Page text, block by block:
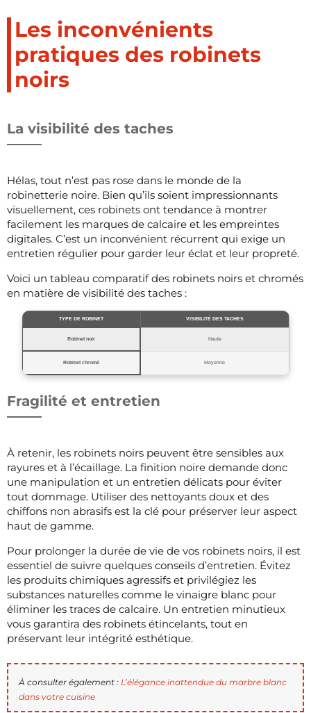
Les inconvénients
pratiques des robinets
noirs
La visibilité des taches
Hélas, tout n’est pas rose dans le monde de la
robinetterie noire. Bien qu’ils soient impressionnants
visuellement, ces robinets ont tendance à montrer
facilement les marques de calcaire et les empreintes
digitales. C’est un inconvénient récurrent qui exige un
entretien régulier pour garder leur éclat et leur propreté.
Voici un tableau comparatif des robinets noirs et chromés
en matière de visibilité des taches :
TYPE DE ROBINET VISIBILITÉ DES TACHES
Robinet noir Haute
Robinet chromé Moyenne
Fragilité et entretien
À retenir, les robinets noirs peuvent être sensibles aux
rayures et à l’écaillage. La finition noire demande donc
une manipulation et un entretien délicats pour éviter
tout dommage. Utiliser des nettoyants doux et des
chiffons non abrasifs est la clé pour préserver leur aspect
haut de gamme.
Pour prolonger la durée de vie de vos robinets noirs, il est
essentiel de suivre quelques conseils d’entretien. Évitez
les produits chimiques agressifs et privilégiez les
substances naturelles comme le vinaigre blanc pour
éliminer les traces de calcaire. Un entretien minutieux
vous garantira des robinets étincelants, tout en
préservant leur intégrité esthétique.
À consulter également : L’élégance inattendue du marbre blanc
dans votre cuisine